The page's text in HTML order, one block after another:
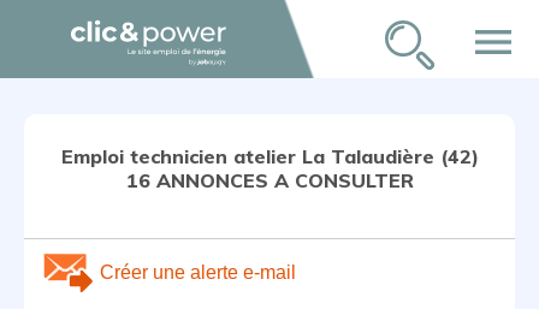
menu
Emploi technicien atelier La Talaudière (42)
16 ANNONCES A CONSULTER
Créer une alerte e-mail